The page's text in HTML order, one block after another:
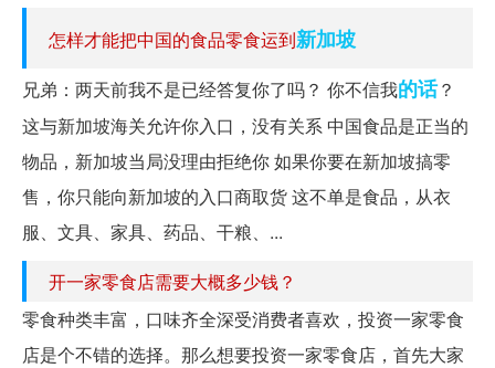
怎样才能把中国的食品零食运到新加坡
兄弟：两天前我不是已经答复你了吗？ 你不信我的话？
这与新加坡海关允许你入口，没有关系 中国食品是正当的
物品，新加坡当局没理由拒绝你 如果你要在新加坡搞零
售，你只能向新加坡的入口商取货 这不单是食品，从衣
服、文具、家具、药品、干粮、...
开一家零食店需要大概多少钱？
零食种类丰富，口味齐全深受消费者喜欢，投资一家零食
店是个不错的选择。那么想要投资一家零食店，首先大家